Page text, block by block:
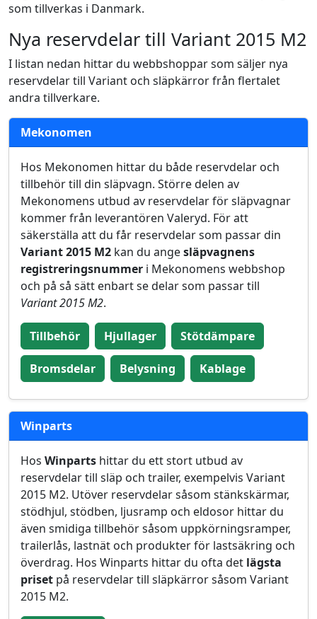
som tillverkas i Danmark.
Nya reservdelar till Variant 2015 M2
I listan nedan hittar du webbshoppar som säljer nya
reservdelar till Variant och släpkärror från flertalet
andra tillverkare.
Mekonomen
Hos Mekonomen hittar du både reservdelar och
tillbehör till din släpvagn. Större delen av
Mekonomens utbud av reservdelar för släpvagnar
kommer från leverantören Valeryd. För att
säkerställa att du får reservdelar som passar din
Variant 2015 M2 kan du angesläpvagnens
registreringsnummer i Mekonomens webbshop
och på så sätt enbart se delar som passar till
Variant 2015 M2.
Tillbehör Hjullager Stötdämpare
Bromsdelar Belysning Kablage
Winparts
Hos Winparts hittar du ett stort utbud av
reservdelar till släp och trailer, exempelvis Variant
2015 M2. Utöver reservdelar såsom stänkskärmar,
stödhjul, stödben, ljusramp och eldosor hittar du
även smidiga tillbehör såsom uppkörningsramper,
trailerlås, lastnät och produkter för lastsäkring och
överdrag. Hos Winparts hittar du ofta det lägsta
priset på reservdelar till släpkärror såsom Variant
2015 M2.